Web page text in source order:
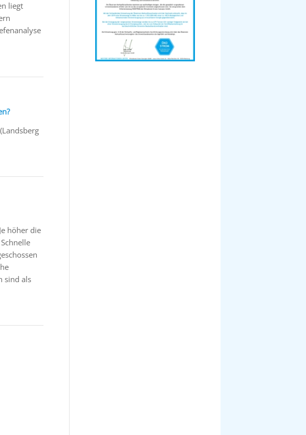
liegt
höher die
sind als